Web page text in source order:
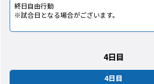
終日自由行動
※試合日となる場合がございます。
4日目
4日目